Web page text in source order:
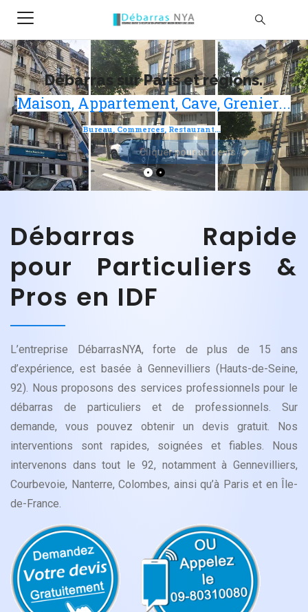
Débarras sur Paris et régions.
Maison, Appartement, Cave, Grenier...
Bureau, Commerces, Restaurant...
Cliquer pour un devis
Débarras Rapide
pour Particuliers &
Pros en IDF
L’entreprise DébarrasNYA, forte de plus de 15 ans
d’expérience, est basée à Gennevilliers (Hauts-de-Seine,
92). Nous proposons des services professionnels pour le
débarras de particuliers et de professionnels. Sur
demande, vous pouvez obtenir un devis gratuit. Nos
interventions sont rapides, soignées et fiables. Nous
intervenons dans tout le 92, notamment à Gennevilliers,
Courbevoie, Nanterre, Colombes, ainsi qu’à Paris et en Île-
de-France.